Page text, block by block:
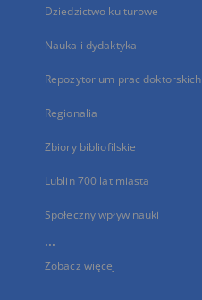
Dziedzictwo kulturowe
Nauka i dydaktyka
Repozytorium prac doktorskich
Regionalia
Zbiory bibliofilskie
Lublin 700 lat miasta
Społeczny wpływ nauki
...
Zobacz więcej